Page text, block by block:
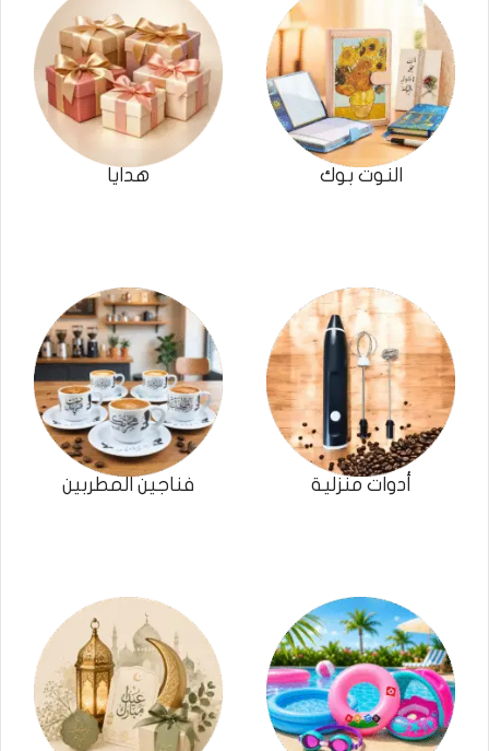
النوت بوك هدايا
أدوات منزلية فناجين المطربين